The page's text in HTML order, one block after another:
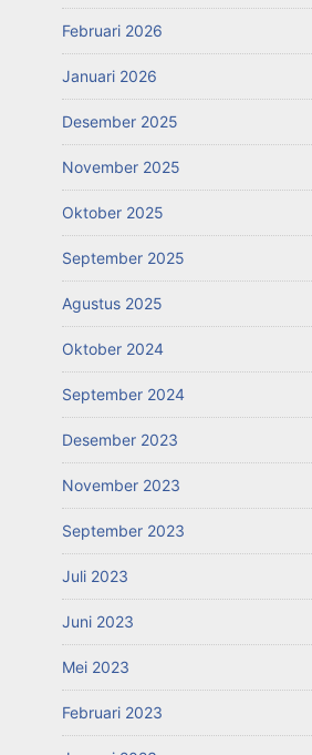
Februari 2026
Januari 2026
Desember 2025
November 2025
Oktober 2025
September 2025
Agustus 2025
Oktober 2024
September 2024
Desember 2023
November 2023
September 2023
Juli 2023
Juni 2023
Mei 2023
Februari 2023